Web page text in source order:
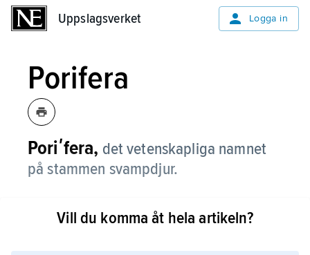
Uppslagsverket Logga in
Porifera
Poriʹfera, det vetenskapliga namnet
på stammen svampdjur.
Vill du komma åt hela artikeln?